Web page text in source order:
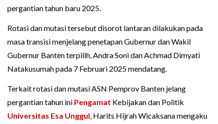
pergantian tahun baru 2025.
Rotasi dan mutasi tersebut disorot lantaran dilakukan pada
masa transisi menjelang penetapan Gubernur dan Wakil
Gubernur Banten terpilih, Andra Soni dan Achmad Dimyati
Natakusumah pada 7 Februari 2025 mendatang.
Terkait rotasi dan mutasi ASN Pemprov Banten jelang
pergantian tahun ini Pengamat Kebijakan dan Politik
Universitas Esa Unggul, Harits Hijrah Wicaksana mengaku